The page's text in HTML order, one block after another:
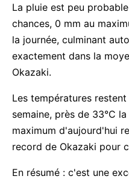
La pluie est peu
chances, 0 mm au
la journée, culminant
exactement dans la
Okazaki.
Les températures
semaine, près de 33°C
maximum d'aujourd'hui
record de Okazaki pour
En résumé : c'est une